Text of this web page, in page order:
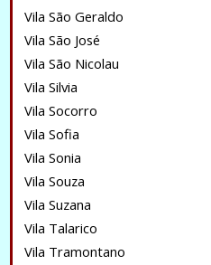
Vila São Geraldo
Vila São José
Vila São Nicolau
Vila Silvia
Vila Socorro
Vila Sofia
Vila Sonia
Vila Souza
Vila Suzana
Vila Talarico
Vila Tramontano